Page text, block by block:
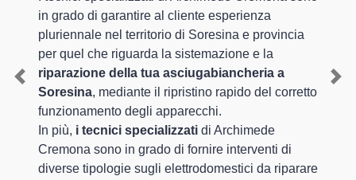
in grado di garantire al cliente esperienza
pluriennale nel territorio di Soresina e provincia
per quel che riguarda la sistemazione e la
riparazione della tua asciugabiancheria a
Soresina, mediante il ripristino rapido del corretto
funzionamento degli apparecchi.
In più, i tecnici specializzati di Archimede
Cremona sono in grado di fornire interventi di
diverse tipologie sugli elettrodomestici da riparare
Previous